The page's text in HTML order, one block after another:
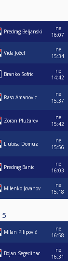
Predrag Beljanski
ne
16:07
Vida Jožef
ne
15:34
Branko Sofric
ne
14:42
Raso Amanovic
ne
15:37
Zoran Plužarev
ne
15:42
Ljubisa Domuz
ne
15:56
Predrag Banic
ne
16:03
Milenko Jovanov
ne
15:18
5
Milan Pilipović
ne
16:58
Bojan Segedinac
ne
16:31